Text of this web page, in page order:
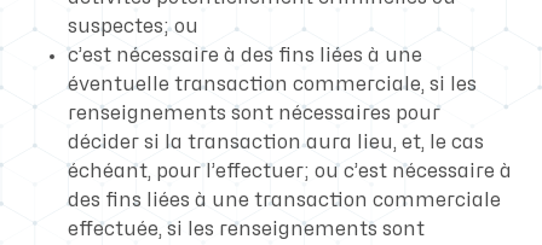
suspectes; ou
c’est nécessaire à des fins liées à une
éventuelle transaction commerciale, si les
renseignements sont nécessaires pour
décider si la transaction aura lieu, et, le cas
échéant, pour l’effectuer; ou c’est nécessaire à
des fins liées à une transaction commerciale
effectuée, si les renseignements sont